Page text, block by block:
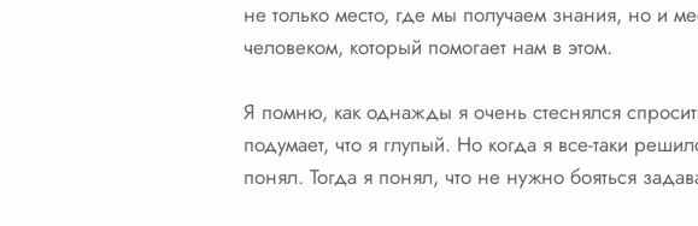
не только место, где мы получаем знания, но и
человеком, который помогает нам в этом.
Я помню, как однажды я очень стеснялся
подумает, что я глупый. Но когда я все-таки
понял. Тогда я понял, что не нужно бояться